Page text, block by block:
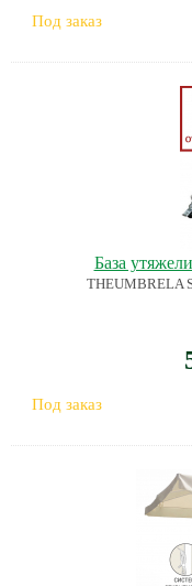
Под заказ
База
THEUMBRELA
Под заказ